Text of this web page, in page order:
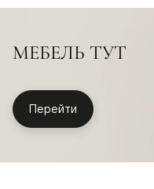
МЕБЕЛЬ ТУТ
Перейти